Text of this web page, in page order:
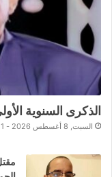
الذكرى السنوية
السبت, 8 أغسطس 2026 - 9:11 م